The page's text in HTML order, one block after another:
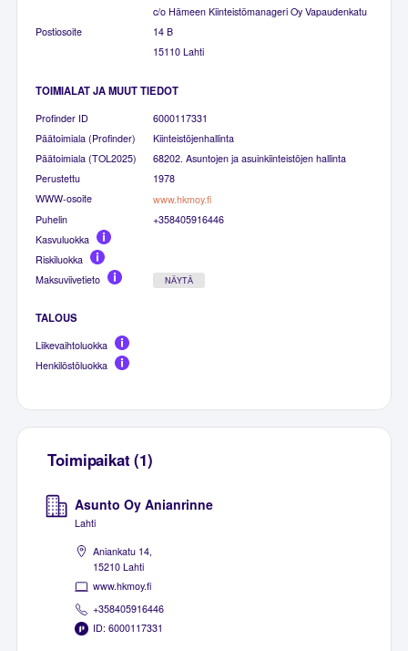
Postiosoite
c/o Hämeen Kiinteistömanageri Oy Vapaudenkatu
14 B
15110 Lahti
TOIMIALAT JA MUUT TIEDOT
Profinder ID
6000117331
Päätoimiala (Profinder)
Kiinteistöjenhallinta
Päätoimiala (TOL2025)
68202. Asuntojen ja asuinkiinteistöjen hallinta
Perustettu
1978
WWW-osoite
www.hkmoy.fi
Puhelin
+358405916446
Kasvuluokka
Riskiluokka
Maksuviivetieto
NÄYTÄ
TALOUS
Liikevaihtoluokka
Henkilöstöluokka
Toimipaikat (1)
Asunto Oy Anianrinne
Lahti
Aniankatu 14,
15210 Lahti
www.hkmoy.fi
+358405916446
ID: 6000117331